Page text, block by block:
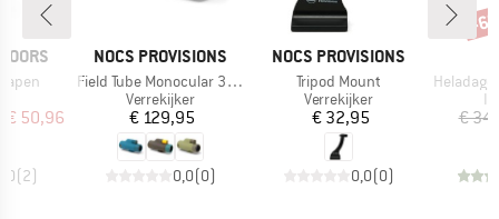
prijs
€ 50,96
(2)
MERK
NOCS PROVISIONS
Artikel
Field Tube Monocular 32mm
Productgroep
Verrekijker
Prijs
€ 129,95
0,0(0)
MERK
NOCS PROVISIONS
Artikel
Tripod Mount
Productgroep
Verrekijker
Prijs
€ 32,95
0,0(0)
Artikel
HeladagenSt.
€
-